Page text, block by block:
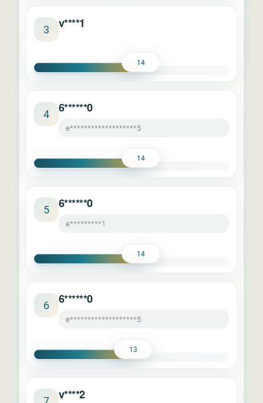
3 v****1
14
4 6******0
e*******************5
14
5 6******0
e*********1
14
6 6******0
e*******************5
13
v****2